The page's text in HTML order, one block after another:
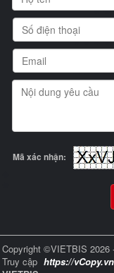
Mã xác nhận:
Copyright ©VIETBIS 2026
Truy cập https://vCopy.vn